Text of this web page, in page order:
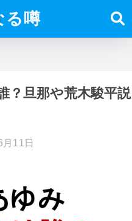
る噂
？旦那や荒木駿平説
11日